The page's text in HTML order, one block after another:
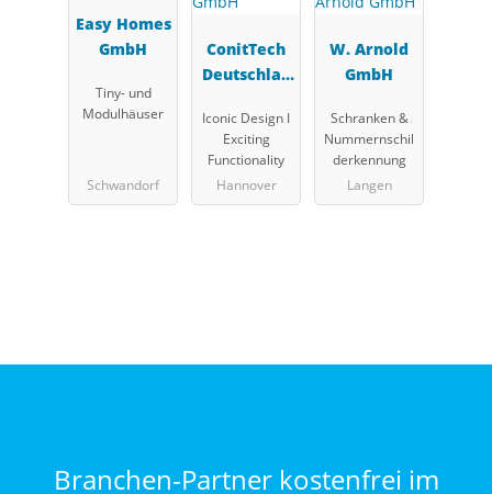
Easy Homes
GmbH
Tiny- und
Modulhäuser
Schwandorf
ConitTech
Deutschlan
Iconic Design I
Exciting
Functionality
Hannover
W. Arnold
GmbH
Schranken &
Nummernschil
derkennung
Langen
Branchen-Partner kostenfrei im